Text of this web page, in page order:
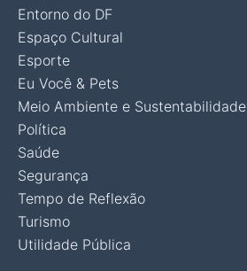
Entorno do DF
Espaço Cultural
Esporte
Eu Você & Pets
Meio Ambiente e Sustentabilidade
Política
Saúde
Segurança
Tempo de Reflexão
Turismo
Utilidade Pública